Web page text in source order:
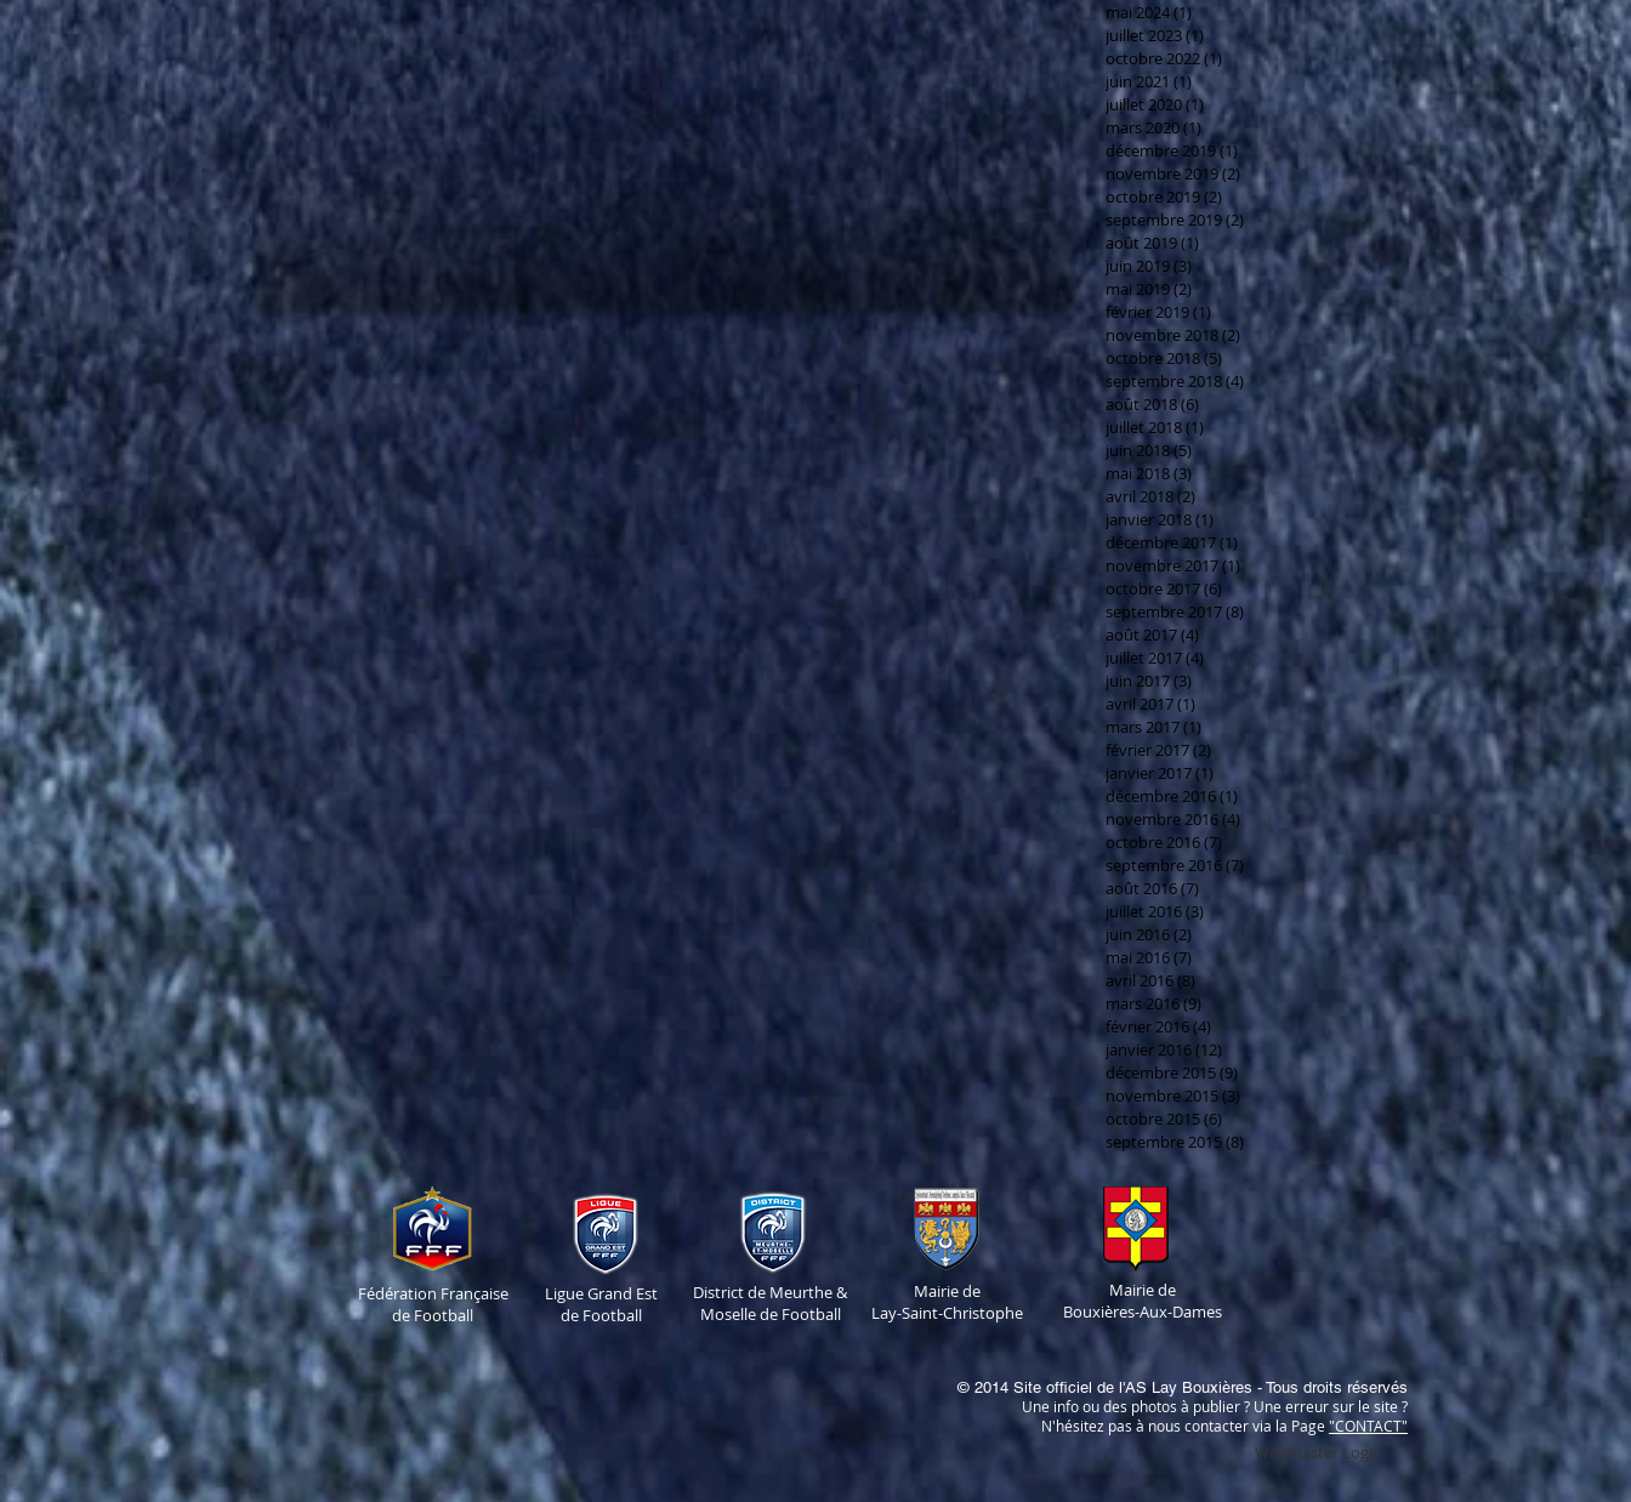
mai 2024(1)1 post
juillet 2023(1)
octobre 2022(1) 1 post
juin 2021 (1)1 post
juillet 2020(1)1 post
mars 2020(1)1 post
décembre 2019(1) 1 post
novembre 2019(2) 2 posts
octobre 2019(2) 2 posts
septembre 2019(2) 2 posts
août 2019(1) 1 post
juin 2019(3) 3 posts
mai 2019(2)2 posts
février 2019(1) 1 post
novembre 2018(2) 2 posts
octobre 2018(5) 5 posts
septembre 2018(4) 4 posts
août 2018(6)
juillet 2018(1) 1 post
juin 2018(5) 5 posts
mai 2018(3) 3 posts
avril 2018(2) 2 posts
janvier 2018(1)
décembre 2017(1) 1 post
novembre 2017(1) 1 post
octobre 2017(6) 6 posts
septembre 2017(8) 8 posts
août 2017(4)
juillet 2017(4) 4 posts
juin 2017(3)
avril 2017(1) 1 post
mars 2017(1)1 post
février 2017(2)2 posts
janvier 2017(1) 1 post
décembre 2016(1) 1 post
novembre 2016(4)
octobre 2016(7)
septembre 2016(7)
août 2016(7) 7 posts
juillet 2016(3) 3 posts
juin 2016(2)
mai 2016(7) 7 posts
avril 2016(8)8 posts
mars 2016(9)
février 2016(4)
janvier 2016(12) 12 posts
décembre 2015(9)
novembre 2015(3) 3 posts
octobre 2015(6)6 posts
septembre 2015(8)
Fédération Française
de Football
Ligue Grand Est
de Football
District de Meurthe &
Moselle de Football
Mairie de
Lay-Saint-Christophe
Mairie de
Bouxières-Aux-Dames
© 2014 Site officiel de l'AS Lay Bouxières - Tous droits réservés
Une info ou des photos à publier ? Une erreur sur le site ?
N'hésitez pas à nous contacter via la Page"CONTACT"
Webmaster Login